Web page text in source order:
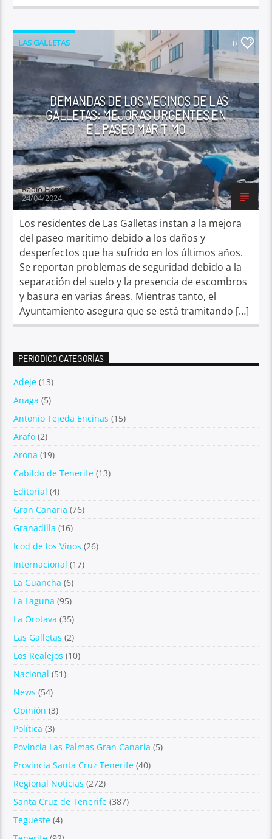
LAS GALLETAS 0
DEMANDAS DE LOS VECINOS DE LAS
GALLETAS: MEJORAS URGENTES EN
EL PASEO MARÍTIMO
Radio Hemisferica
24/04/2024
Los residentes de Las Galletas instan a la mejora
del paseo marítimo debido a los daños y
desperfectos que ha sufrido en los últimos años.
Se reportan problemas de seguridad debido a la
separación del suelo y la presencia de escombros
y basura en varias áreas. Mientras tanto, el
Ayuntamiento asegura que se está tramitando […]
PERIODICO CATEGORÍAS
Adeje (13)
Anaga (5)
Antonio Tejeda Encinas (15)
Arafo (2)
Arona (19)
Cabildo de Tenerife (13)
Editorial (4)
Gran Canaria (76)
Granadilla (16)
Icod de los Vinos (26)
Internacional (17)
La Guancha (6)
La Laguna (95)
La Orotava (35)
Las Galletas (2)
Los Realejos (10)
Nacional (51)
News (54)
Opinión (3)
Política (3)
Povincia Las Palmas Gran Canaria (5)
Provincia Santa Cruz Tenerife (40)
Regional Noticias (272)
Santa Cruz de Tenerife (387)
Tegueste (4)